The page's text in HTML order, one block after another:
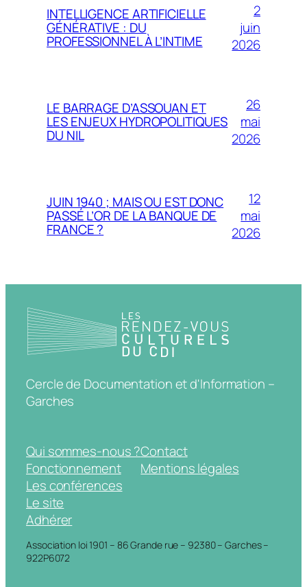
INTELLIGENCE ARTIFICIELLE
GÉNÉRATIVE : DU
PROFESSIONNEL À L’INTIME
2
juin
2026
LE BARRAGE D’ASSOUAN ET
LES ENJEUX HYDROPOLITIQUES
DU NIL
26
mai
2026
JUIN 1940 ; MAIS OU EST DONC
PASSÉ L’OR DE LA BANQUE DE
FRANCE ?
12
mai
2026
Cercle de Documentation et d'Information –
Garches
Qui sommes-nous ?
Fonctionnement
Les conférences
Le site
Adhérer
Contact
Mentions légales
Association loi 1901 – 86 Grande rue – 92380 – Garches –
922P6072